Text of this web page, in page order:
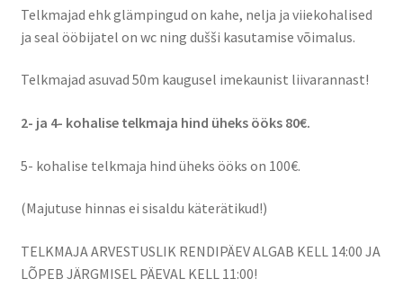
Info
Ajaloost
Galerii
Hea teada
TRANSPORT NAISSAARELE
Kontakt
Telkmajad ehk glämpingud on kahe, nelja ja viiekohalised
ja seal ööbijatel on wc ning dušši kasutamise võimalus.
Telkmajad asuvad 50m kaugusel imekaunist liivarannast!
2- ja 4- kohalise telkmaja hind üheks ööks 80€.
5- kohalise telkmaja hind üheks ööks on 100€.
(Majutuse hinnas ei sisaldu käterätikud!)
TELKMAJA ARVESTUSLIK RENDIPÄEV ALGAB KELL 14:00 JA
LÕPEB JÄRGMISEL PÄEVAL KELL 11:00!